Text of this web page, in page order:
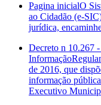
Pagina inicialO
ao Cidadão (e-
jurídica,
Decreto n 10.267
Informação
de 2016, que
informação
Executivo